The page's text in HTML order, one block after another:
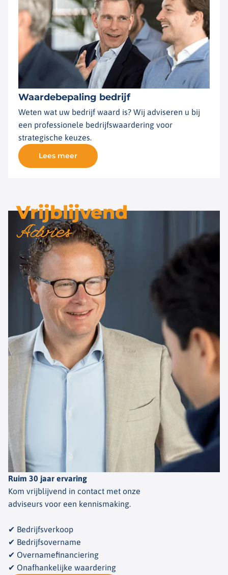
Waardebepaling bedrijf
Weten wat uw bedrijf waard is? Wij adviseren u bij
een professionele bedrijfswaardering voor
strategische keuzes.
Lees meer
Vrijblijvend
Advies
Ruim 30 jaar ervaring
Kom vrijblijvend in contact met onze
adviseurs voor een kennismaking.
✔ Bedrijfsverkoop
✔ Bedrijfsovername
✔ Overnamefinanciering
✔ Onafhankelijke waardering